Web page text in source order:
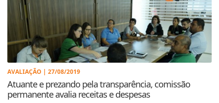
AVALIAÇÃO | 27/08/2019
Atuante e prezando pela transparência, comissão
permanente avalia receitas e despesas